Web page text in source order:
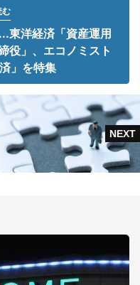
む
東洋経済「資産運用
役」、エコノミスト
」を特集